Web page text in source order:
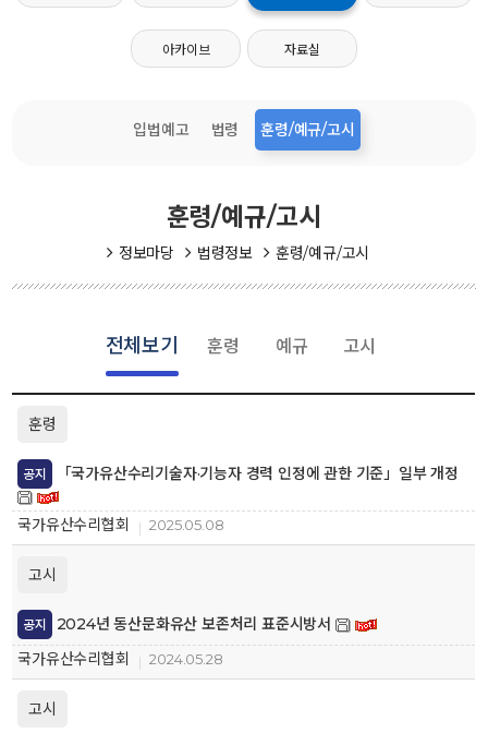
아카이브 자료실
입법예고 법령 훈령/예규/고시
훈령/예규/고시
정보마당 법령정보 훈령/예규/고시
전체보기 훈령 예규 고시
훈령
공지 「국가유산수리기술자·기능자 경력 인정에 관한 기준」일부 개정
국가유산수리협회 2025.05.08
고시
공지
2024년 동산문화유산 보존처리 표준시방서
국가유산수리협회
2024.05.28
고시